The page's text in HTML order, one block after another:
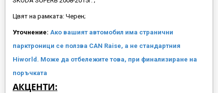
Цвят на рамката: Черен;
Уточнение: Ако вашият автомобил има странични
парктроници се ползва CAN Raise, а не стандартния
Hiworld. Може да отбележите това, при финализиране на
поръчката
АКЦЕНТИ: